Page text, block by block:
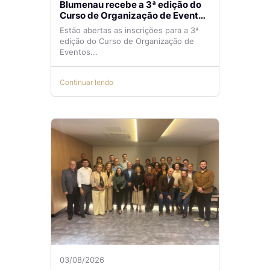
Blumenau recebe a 3ª edição do
Curso de Organização de Eventos
Lilian Ribeiro
Estão abertas as inscrições para a 3ª
edição do Curso de Organização de
Eventos...
Continuar lendo
03/08/2026